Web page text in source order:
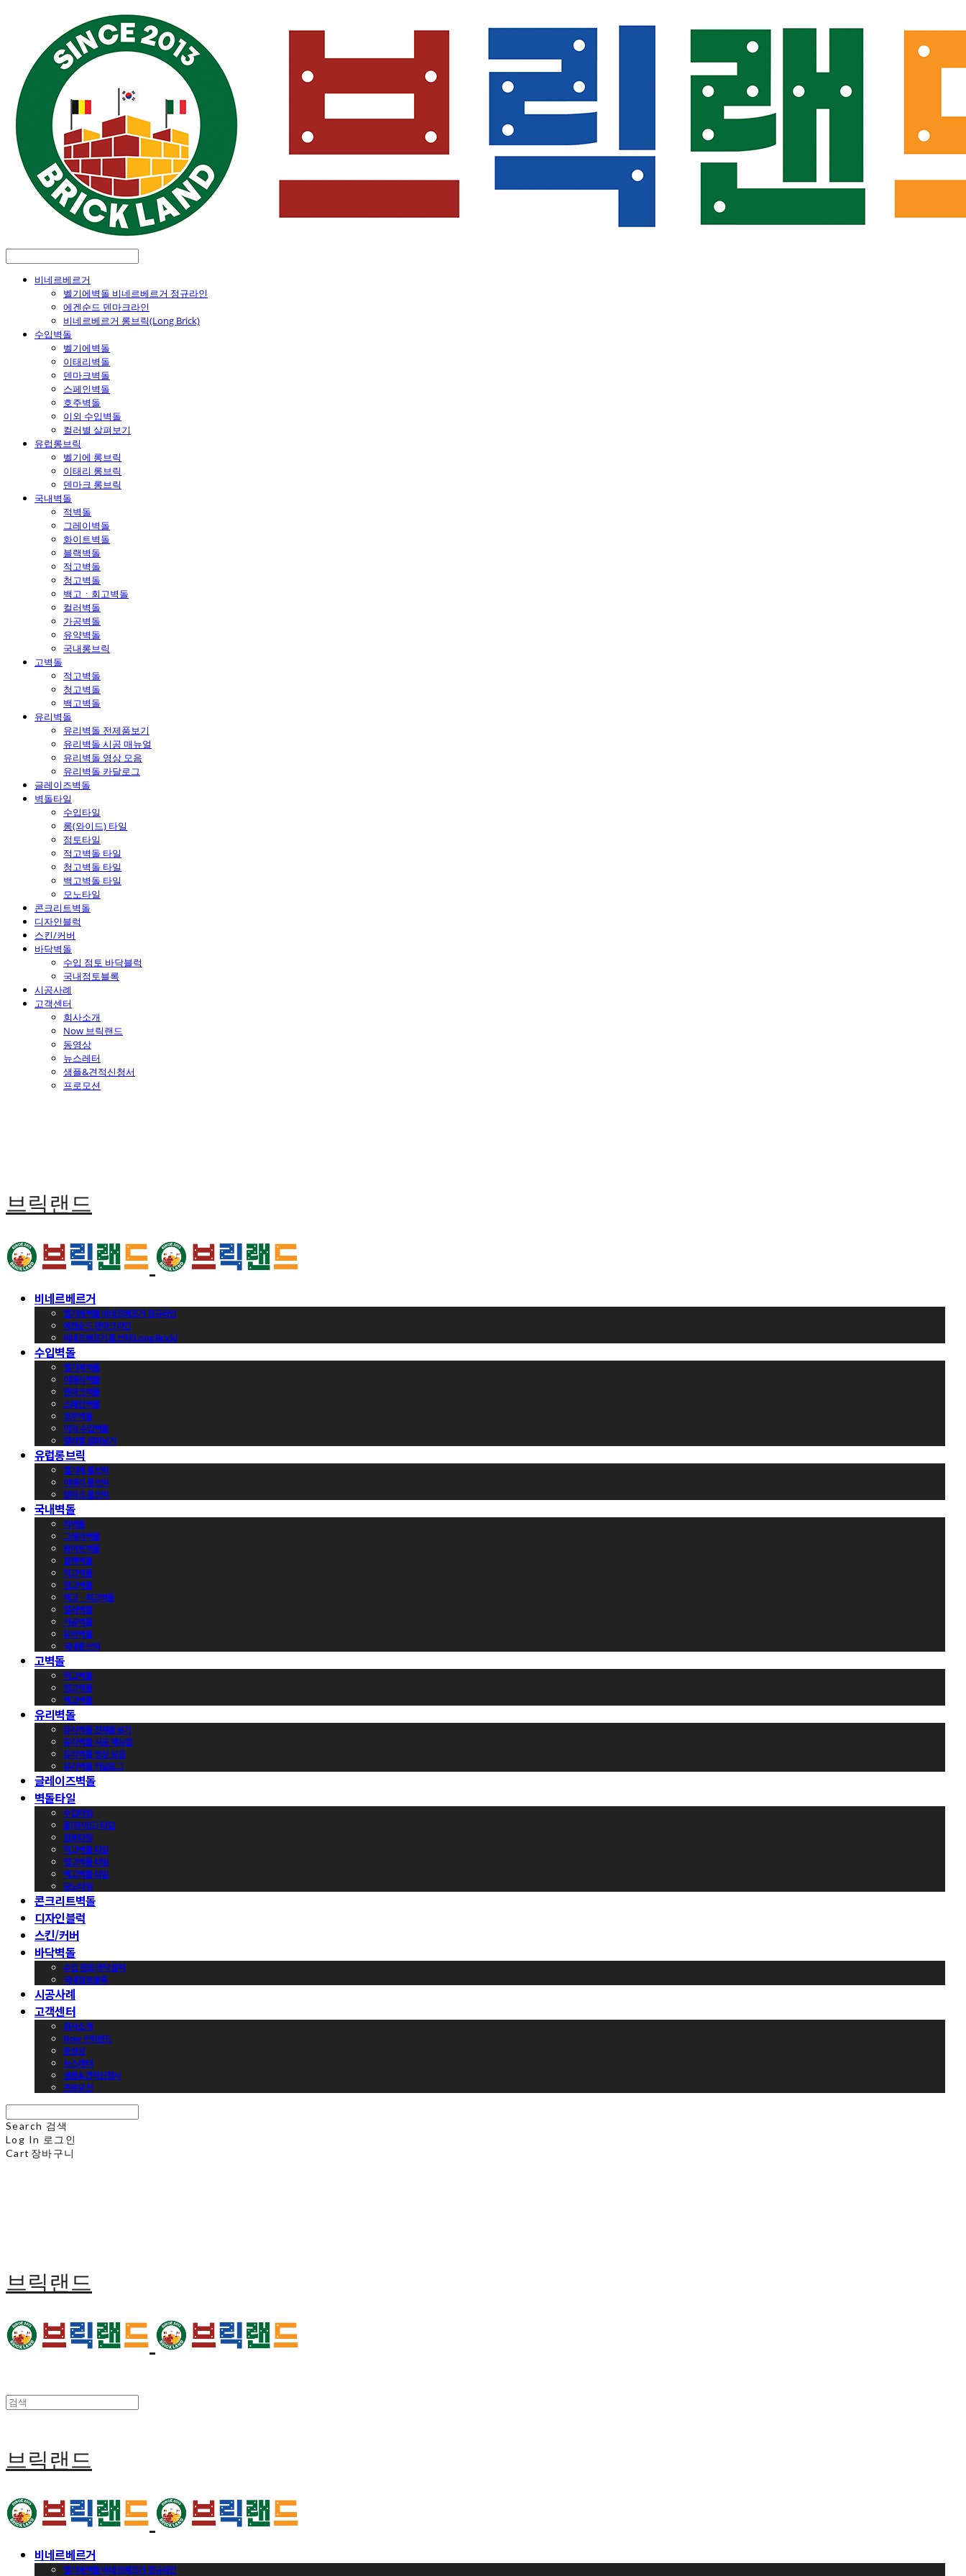
비네르베르거
벨기에벽돌 비네르베르거 정규라인
에겐순드 덴마크라인
비네르베르거 롱브릭(Long Brick)
수입벽돌
벨기에벽돌
이태리벽돌
덴마크벽돌
스페인벽돌
호주벽돌
이외 수입벽돌
컬러별 살펴보기
유럽롱브릭
벨기에 롱브릭
이태리 롱브릭
덴마크 롱브릭
국내벽돌
적벽돌
그레이벽돌
화이트벽돌
블랙벽돌
적고벽돌
청고벽돌
백고ㆍ회고벽돌
컬러벽돌
가공벽돌
유약벽돌
국내롱브릭
고벽돌
적고벽돌
청고벽돌
백고벽돌
유리벽돌
유리벽돌 전제품보기
유리벽돌 시공 매뉴얼
유리벽돌 영상 모음
유리벽돌 카달로그
글레이즈벽돌
벽돌타일
수입타일
롱(와이드) 타일
점토타일
적고벽돌 타일
청고벽돌 타일
백고벽돌 타일
모노타일
콘크리트벽돌
디자인블럭
스킨/커버
바닥벽돌
수입 점토 바닥블럭
국내점토블록
시공사례
고객센터
회사소개
Now 브릭랜드
동영상
뉴스레터
샘플&견적신청서
프로모션
브릭랜드
비네르베르거
벨기에벽돌 비네르베르거 정규라인
에겐순드 덴마크라인
비네르베르거 롱브릭(Long Brick)
수입벽돌
벨기에벽돌
이태리벽돌
덴마크벽돌
스페인벽돌
호주벽돌
이외 수입벽돌
컬러별 살펴보기
유럽롱브릭
벨기에 롱브릭
이태리 롱브릭
덴마크 롱브릭
국내벽돌
적벽돌
그레이벽돌
화이트벽돌
블랙벽돌
적고벽돌
청고벽돌
백고ㆍ회고벽돌
컬러벽돌
가공벽돌
유약벽돌
국내롱브릭
고벽돌
적고벽돌
청고벽돌
백고벽돌
유리벽돌
유리벽돌 전제품보기
유리벽돌 시공 매뉴얼
유리벽돌 영상 모음
유리벽돌 카달로그
글레이즈벽돌
벽돌타일
수입타일
롱(와이드) 타일
점토타일
적고벽돌 타일
청고벽돌 타일
백고벽돌 타일
모노타일
콘크리트벽돌
디자인블럭
스킨/커버
바닥벽돌
수입 점토 바닥블럭
국내점토블록
시공사례
고객센터
회사소개
Now 브릭랜드
동영상
뉴스레터
샘플&견적신청서
프로모션
Search 검색
Log In 로그인
Cart 장바구니
브릭랜드
브릭랜드
비네르베르거
벨기에벽돌 비네르베르거 정규라인